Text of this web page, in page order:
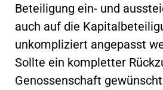
Beteiligung ein- und
auch auf die
unkompliziert angepasst
Sollte ein kompletter
Genossenschaft